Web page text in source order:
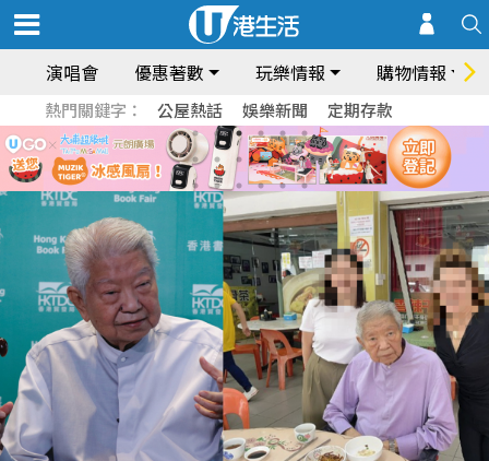
演唱會 優惠著數 玩樂情報 購物情報
熱門關鍵字： 公屋熱話 娛樂新聞 定期存款